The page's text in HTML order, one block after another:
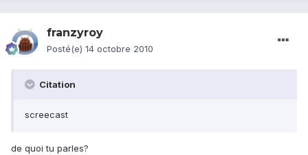
franzyroy
Posté(e) 14 octobre 2010
Citation
screecast
de quoi tu parles?